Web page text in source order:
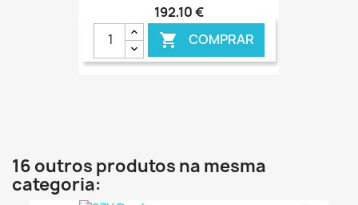
192,10 €
 COMPRAR
16 outros produtos na mesma
categoria: